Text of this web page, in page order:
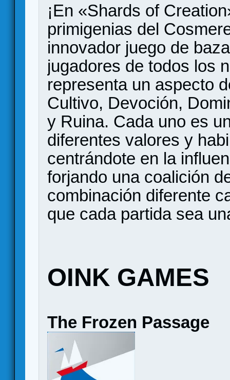
¡En «Shards of
primigenias del
innovador juego de
jugadores de todos los
representa un aspecto
Cultivo, Devoción,
y Ruina. Cada uno es
diferentes valores y
centrándote en la
forjando una coalición
combinación diferente
que cada partida sea
OINK GAMES
The Frozen Passage